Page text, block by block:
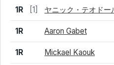
結果 シード 選手名
1R [1] ヤニック・テオドー
1R Aaron Gabet
1R Mickael Kaouk